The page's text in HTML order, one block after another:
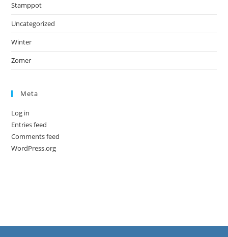
Stamppot
Uncategorized
Winter
Zomer
Meta
Log in
Entries feed
Comments feed
WordPress.org